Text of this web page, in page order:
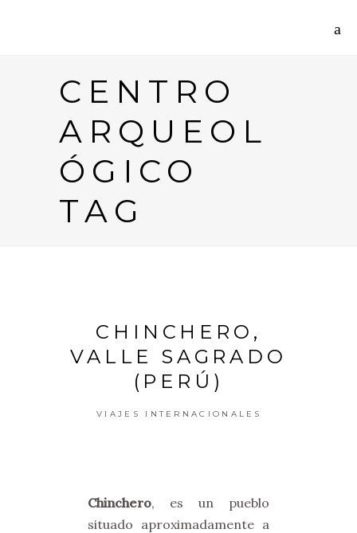
CENTRO
ARQUEOL
ÓGICO
TAG
CHINCHERO,
VALLE SAGRADO
(PERÚ)
VIAJES INTERNACIONALES
Chinchero, es un pueblo
situado aproximadamente a